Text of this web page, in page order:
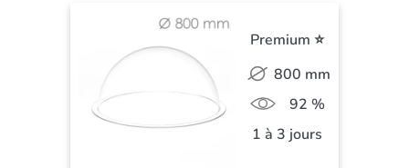
Premium ⭐
800 mm
92 %
1 à 3 jours